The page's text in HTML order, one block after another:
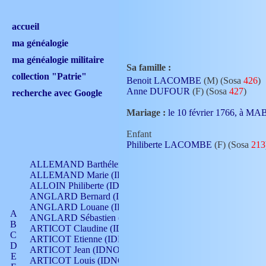
accueil
ma généalogie
ma généalogie militaire
collection "Patrie"
recherche avec Google
A
B
C
D
E
ALLEMAND Barthélemy (IDNO 330)
ALLEMAND Marie (IDNO 165)
ALLOIN Philiberte (IDNO 449)
ANGLARD Bernard (IDNO 4)
ANGLARD Louane (IDNO 4)
ANGLARD Sébastien (IDNO 4)
ARTICOT Claudine (IDNO 105)
ARTICOT Etienne (IDNO 420)
ARTICOT Jean (IDNO 210)
ARTICOT Louis (IDNO 420)
Sa famille :
Benoit LACOMBE (M) (Sosa 426)
Anne DUFOUR (F) (Sosa 427)
Mariage : le 10 février 1766, à
Enfant
Philiberte LACOMBE (F) (Sosa 213